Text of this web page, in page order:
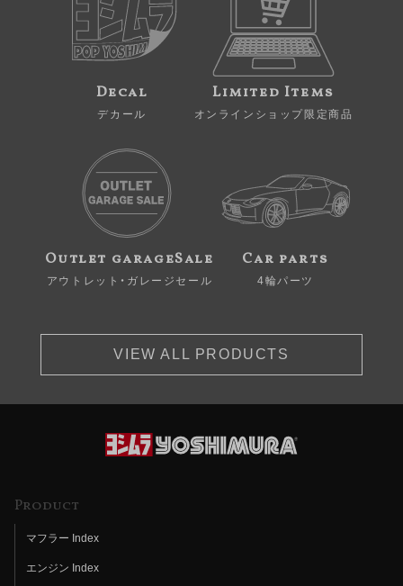
Decal
デカール
Limited Items
オンラインショップ限定商品
Outlet garageSale
アウトレット・ガレージセール
Car parts
4輪パーツ
VIEW ALL PRODUCTS
Product
マフラー Index
エンジン Index